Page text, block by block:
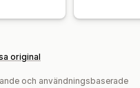
original
och användningsbaserade